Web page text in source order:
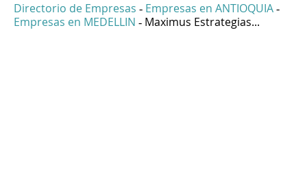
Directorio de Empresas - Empresas en ANTIOQUIA -
Empresas en MEDELLIN - Maximus Estrategias...